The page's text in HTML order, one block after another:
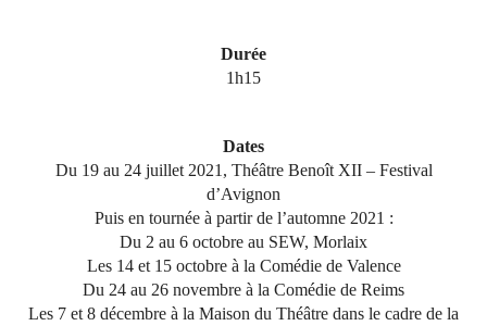
Durée
1h15
Dates
Du 19 au 24 juillet 2021, Théâtre Benoît XII – Festival
d’Avignon
Puis en tournée à partir de l’automne 2021 :
Du 2 au 6 octobre au SEW, Morlaix
Les 14 et 15 octobre à la Comédie de Valence
Du 24 au 26 novembre à la Comédie de Reims
Les 7 et 8 décembre à la Maison du Théâtre dans le cadre de la